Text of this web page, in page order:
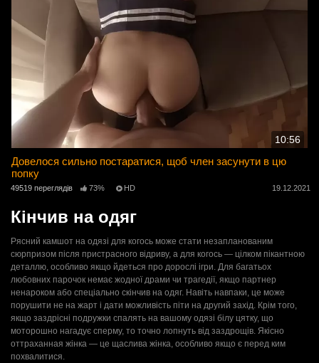
10:56
Довелося сильно постаратися, щоб член засунути в цю
попку
49519 переглядів 73% HD 19.12.2021
Кінчив на одяг
Рясний камшот на одязі для когось може стати незапланованим
сюрпризом після пристрасного відриву, а для когось — цілком пікантною
деталлю, особливо якщо йдеться про дорослі ігри. Для багатьох
любовних парочок немає жодної драми чи трагедії, якщо партнер
ненароком або спеціально скінчив на одяг. Навіть навпаки, це може
порушити не на жарт і дати можливість піти на другий захід. Крім того,
якщо заздрісні подружки спалять на вашому одязі білу цятку, що
моторошно нагадує сперму, то точно лопнуть від заздрощів. Якісно
оттраханная жінка — це щаслива жінка, особливо якщо є перед ким
похвалитися.